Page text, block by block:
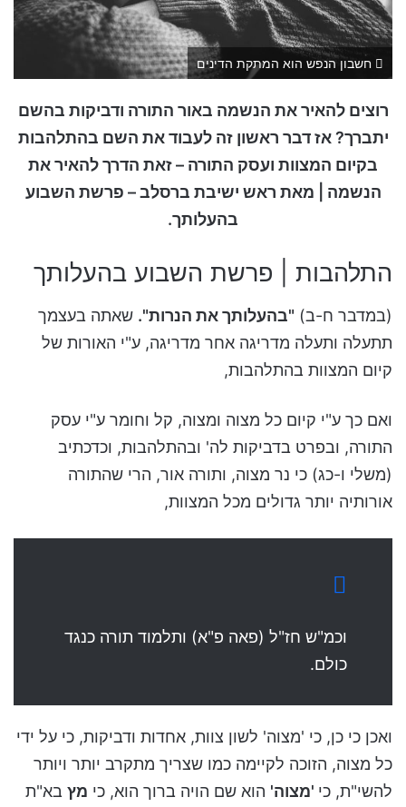
חשבון הנפש הוא המתקת הדינים
רוצים להאיר את הנשמה באור התורה ודביקות בהשם
יתברך? אז דבר ראשון זה לעבוד את השם בהתלהבות
בקיום המצוות ועסק התורה – זאת הדרך להאיר את
הנשמה | מאת ראש ישיבת ברסלב – פרשת השבוע
בהעלותך.
התלהבות | פרשת השבוע בהעלותך
(במדבר ח-ב) "בהעלותך את הנרות". שאתה בעצמך
תתעלה ותעלה מדריגה אחר מדריגה, ע"י האורות של
קיום המצוות בהתלהבות,
ואם כך ע"י קיום כל מצוה ומצוה, קל וחומר ע"י עסק
התורה, ובפרט בדביקות לה' ובהתלהבות, וכדכתיב
(משלי ו-כג) כי נר מצוה, ותורה אור, הרי שהתורה
אורותיה יותר גדולים מכל המצוות,
וכמ"ש חז"ל (פאה פ"א) ותלמוד תורה כנגד
כולם.
ואכן כי כן, כי 'מצוה' לשון צוות, אחדות ודביקות, כי על ידי
כל מצוה, הזוכה לקיימה כמו שצריך מתקרב יותר ויותר
להשי"ת, כי 'מצוה' הוא שם הויה ברוך הוא, כי מץ בא"ת